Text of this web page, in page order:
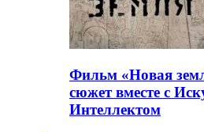
Фильм «Новая
сюжет вместе с
Интеллектом